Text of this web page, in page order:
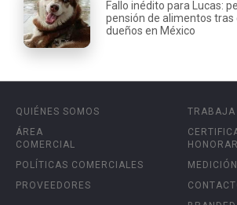
Fallo inédito para Lucas:
pensión de alimentos tras
dueños en México
QUIÉNES SOMOS
ÁREA
COMERCIAL
POLÍTICAS COMERCIALES
PROVEEDORES
TRABAJA